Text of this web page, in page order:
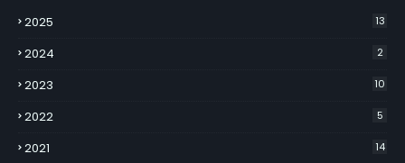
2025 13
2024 2
2023 10
2022 5
2021 14